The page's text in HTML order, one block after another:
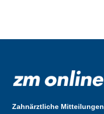
Zahnärztliche Mitteilungen